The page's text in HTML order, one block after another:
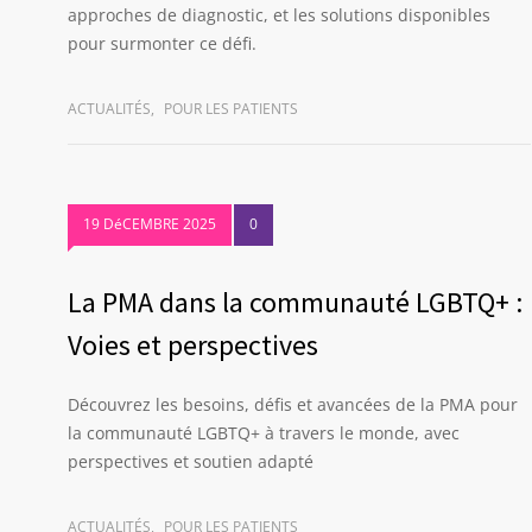
approches de diagnostic, et les solutions disponibles
pour surmonter ce défi.
ACTUALITÉS, POUR LES PATIENTS
19 DéCEMBRE 2025 0
La PMA dans la communauté LGBTQ+ :
Voies et perspectives
Découvrez les besoins, défis et avancées de la PMA pour
la communauté LGBTQ+ à travers le monde, avec
perspectives et soutien adapté
ACTUALITÉS, POUR LES PATIENTS